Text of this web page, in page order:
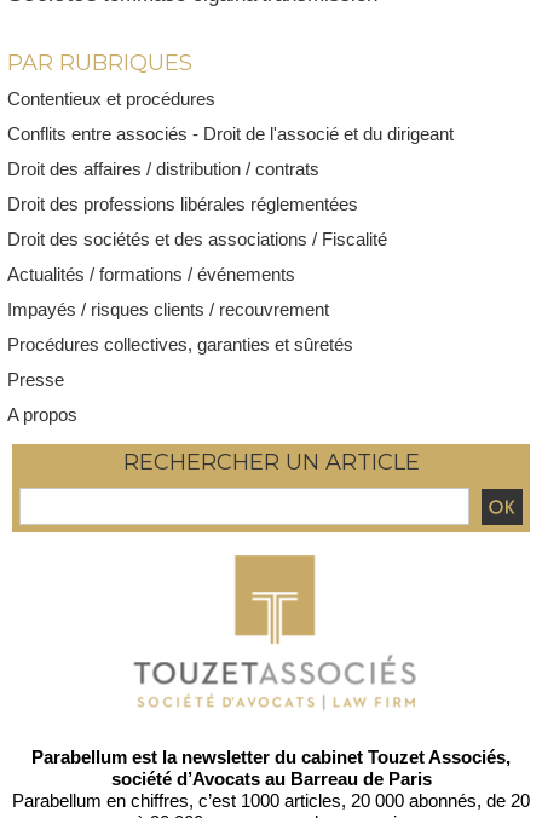
PAR RUBRIQUES
Contentieux et procédures
Conflits entre associés - Droit de l'associé et du dirigeant
Droit des affaires / distribution / contrats
Droit des professions libérales réglementées
Droit des sociétés et des associations / Fiscalité
Actualités / formations / événements
Impayés / risques clients / recouvrement
Procédures collectives, garanties et sûretés
Presse
A propos
RECHERCHER UN ARTICLE
Parabellum est la newsletter du cabinet Touzet Associés,
société d’Avocats au Barreau de Paris
Parabellum en chiffres, c’est 1000 articles, 20 000 abonnés, de 20